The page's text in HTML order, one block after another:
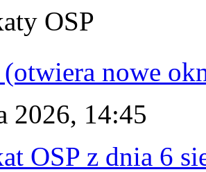
OSP
(otwiera nowe
2026, 14:45
OSP z dnia 6